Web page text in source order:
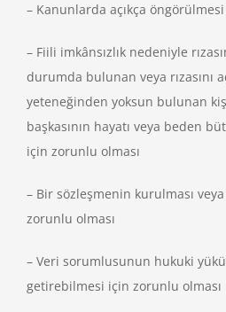
– Kanunlarda açıkça öngörülmesi
– Fiili imkânsızlık nedeniyle
durumda bulunan veya rızasını
yeteneğinden yoksun bulunan
başkasının hayatı veya beden
için zorunlu olması
– Bir sözleşmenin kurulması
zorunlu olması
– Veri sorumlusunun hukuki
getirebilmesi için zorunlu olması